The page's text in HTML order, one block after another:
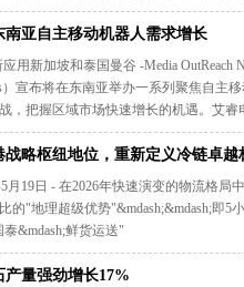
亚自主移动机器人需求增长
用新加坡和泰国曼谷 -Media OutReach
宣布将在东南亚举办一系列聚焦自主
，把握区域市场快速增长的机遇。艾睿
略枢纽地位，重新定义冷链卓越
5月19日 - 在2026年快速演变的物流格
的"地理超级优势"&mdash;&mdash;即5
&mdash;鲜货运送"
产量强劲增长17%